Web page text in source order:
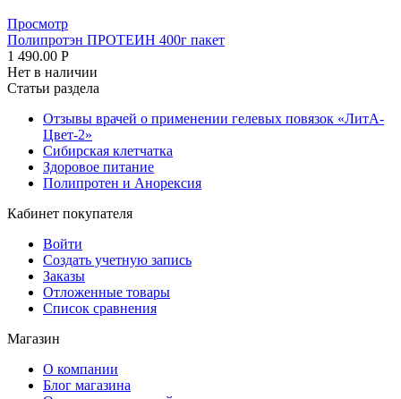
Просмотр
Полипротэн ПРОТЕИН 400г пакет
1 490.00 Р
Нет в наличии
Статьи раздела
Отзывы врачей о применении гелевых повязок «ЛитА-
Цвет-2»
Сибирская клетчатка
Здоровое питание
Полипротен и Анорексия
Кабинет покупателя
Войти
Создать учетную запись
Заказы
Отложенные товары
Список сравнения
Магазин
О компании
Блог магазина